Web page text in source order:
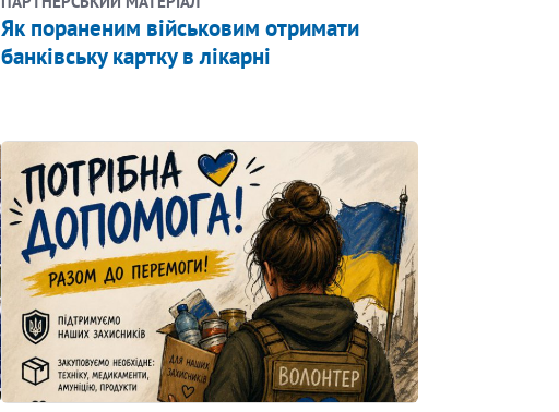
​Як пораненим військовим отримати
банківську картку в лікарні